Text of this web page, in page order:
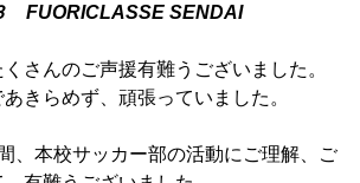
フォトギャラリー
応援グッズご案内
３FUORICLASSE SENDAI
さんのご声援有難うございました。
きらめず、頑張っていました。
、本校サッカー部の活動にご理解、ご